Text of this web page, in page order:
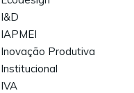
I&D
IAPMEI
Inovação Produtiva
Institucional
IVA